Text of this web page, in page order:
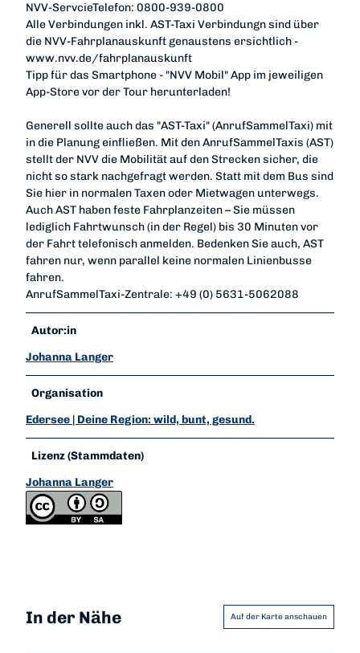
NVV-ServcieTelefon: 0800-939-0800
Alle Verbindungen inkl. AST-Taxi Verbindungn sind über
die NVV-Fahrplanauskunft genaustens ersichtlich -
www.nvv.de/fahrplanauskunft
Tipp für das Smartphone - "NVV Mobil" App im jeweiligen
App-Store vor der Tour herunterladen!
Generell sollte auch das "AST-Taxi" (AnrufSammelTaxi) mit
in die Planung einfließen. Mit den AnrufSammelTaxis (AST)
stellt der NVV die Mobilität auf den Strecken sicher, die
nicht so stark nachgefragt werden. Statt mit dem Bus sind
Sie hier in normalen Taxen oder Mietwagen unterwegs.
Auch AST haben feste Fahrplanzeiten – Sie müssen
lediglich Fahrtwunsch (in der Regel) bis 30 Minuten vor
der Fahrt telefonisch anmelden. Bedenken Sie auch, AST
fahren nur, wenn parallel keine normalen Linienbusse
fahren.
AnrufSammelTaxi-Zentrale: +49 (0) 5631-5062088
Autor:in
Johanna Langer
Organisation
Edersee | Deine Region: wild, bunt, gesund.
Lizenz (Stammdaten)
Johanna Langer
In der Nähe Auf der Karte anschauen